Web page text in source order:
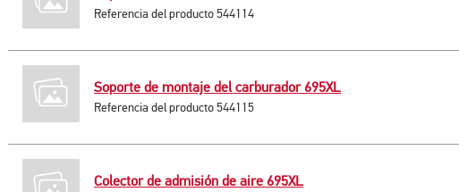
Referencia del producto 544114
Soporte de montaje del carburador 695XL
Referencia del producto 544115
Colector de admisión de aire 695XL